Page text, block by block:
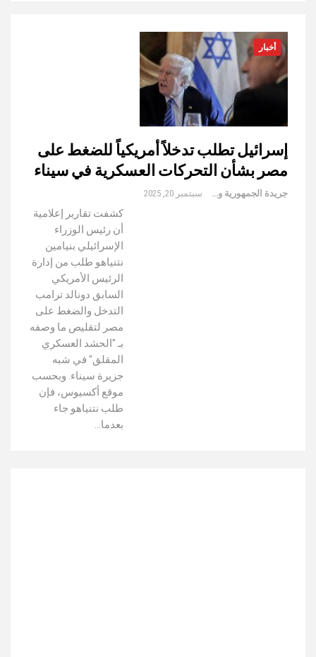
أخبار
إسرائيل تطلب تدخلاً أمريكياً للضغط على
مصر بشأن التحركات العسكرية في سيناء
جريدة الجمهورية والعالم سبتمبر 20, 2025
كشفت تقارير إعلامية
أن رئيس الوزراء
الإسرائيلي بنيامين
نتنياهو طلب من إدارة
الرئيس الأمريكي
السابق دونالد ترامب
التدخل والضغط على
مصر لتقليص ما وصفه
بـ "الحشد العسكري
المقلق" في شبه
جزيرة سيناء. وبحسب
موقع أكسيوس، فإن
طلب نتنياهو جاء
بعدما…